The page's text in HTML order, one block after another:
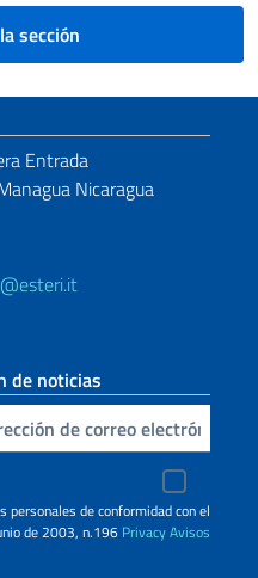
sección
Entrada
Nicaragua
de noticias
personales de conformidad con el
de 2003, n.196 PrivacyAvisos